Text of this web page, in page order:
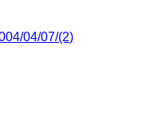
04/07/(2)